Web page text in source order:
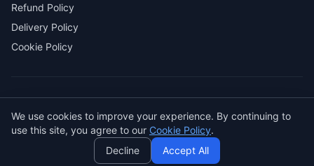
Refund Policy
Delivery Policy
Cookie Policy
GitHubLinkedIn
AI
We use cookies to improve your experience. By continuing to
use this site, you agree to our Cookie Policy.
Decline
Accept All